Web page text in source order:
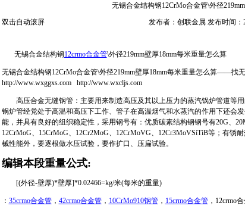
无锡合金结构钢12CrMo合金管\外径
双击自动滚屏
发布者：创联金属 发布时间：
无锡合金结构钢12crmo合金管\外径219mm壁厚18mm每米重量怎么算
无锡合金结构钢12CrMo合金管\外径219mm壁厚18mm每米重量怎么算——找
http://www.wxggxs.com http://www.wxcljs.com
高压合金无缝钢管：主要用来制造高压及其以上压力的蒸汽锅炉管道等
锅炉管经党处于高温和高压下工作、管子在高温烟气和水蒸汽的作用下还会
能，并具有良好的组织稳定性，采用钢号有：优质碳素结构钢钢号有20G、
12CrMoG、15CrMoG、12Cr2MoG、12CrMoVG、12Cr3MoVSiTiB等；有锈
械性能外，要逐根做水压试验，要作扩口、压扁试验。
编辑本段重量公式:
[(外径-壁厚)*壁厚]*0.02466=kg/米(每米的重量)
： 35crmo合金管， 42crmo合金管， 10CrMo910钢管， 15crmo合金管，12crmo